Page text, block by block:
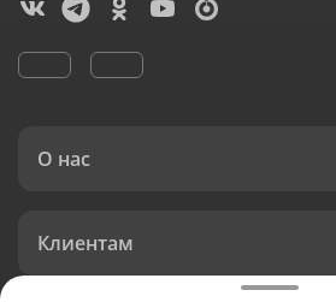
О нас
Клиентам